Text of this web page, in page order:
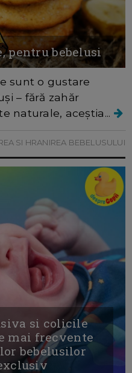
pentru bebelusi
sunt o gustare
– fără zahăr
naturale, aceștia...
SI HRANIREA BEBELUSULUI
si colicile
mai frecvente
bebelusilor